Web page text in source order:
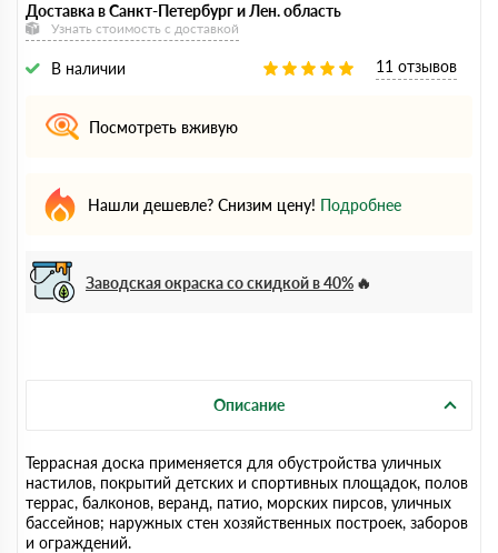
Доставка в Санкт-Петербург и Лен. область
Узнать стоимость с доставкой
В наличии 11 отзывов
Посмотреть вживую
Нашли дешевле? Снизим цену! Подробнее
Заводская окраска со скидкой в 40%
Описание
Террасная доска применяется для обустройства уличных
настилов, покрытий детских и спортивных площадок, полов
террас, балконов, веранд, патио, морских пирсов, уличных
бассейнов; наружных стен хозяйственных построек, заборов
и ограждений.